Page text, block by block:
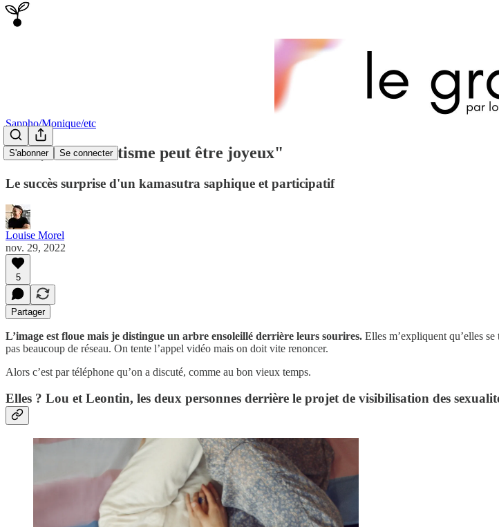
S'abonner Se connecter
Sappho/Monique/etc
"Oui, le militantisme peut être joyeux"
Le succès surprise d'un kamasutra saphique et participatif
Louise Morel
nov. 29, 2022
5
Partager
L’image est floue mais je distingue un arbre ensoleillé derrière leurs sourires. Elles m’expliquent qu’elles
pas beaucoup de réseau. On tente l’appel vidéo mais on doit vite renoncer.
Alors c’est par téléphone qu’on a discuté, comme au bon vieux temps.
Elles ? Lou et Leontin, les deux personnes derrière le projet de visibilisation des